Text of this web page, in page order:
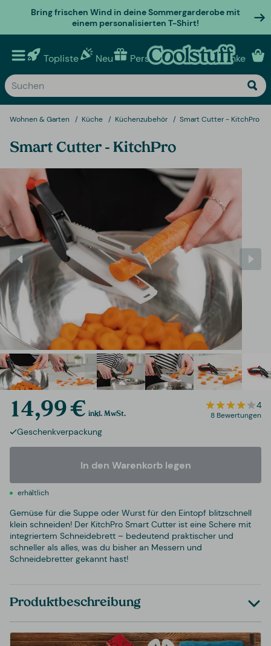
Bring frischen Wind in deine Sommergarderobe mit
einem personalisierten T-Shirt!
Topliste Neu Personalisierte geschenke
Wohnen & Garten Küche Küchenzubehör Smart Cutter - KitchPro
Smart Cutter - KitchPro
14,99 € inkl. MwSt.
4
8 Bewertungen
Geschenkverpackung
In den Warenkorb legen
erhältlich
Gemüse für die Suppe oder Wurst für den Eintopf blitzschnell
klein schneiden! Der KitchPro Smart Cutter ist eine Schere mit
integriertem Schneidebrett – bedeutend praktischer und
schneller als alles, was du bisher an Messern und
Schneidebretter gekannt hast!
Produktbeschreibung